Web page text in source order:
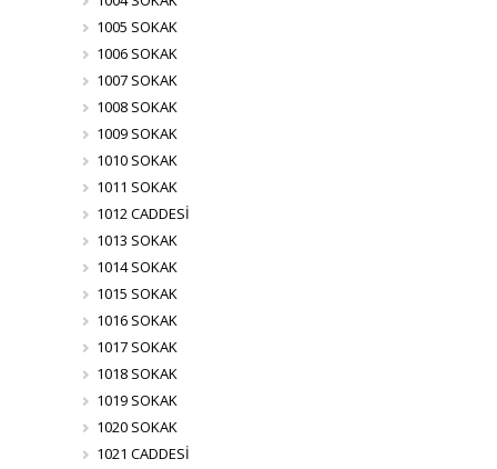
1005 SOKAK
1006 SOKAK
1007 SOKAK
1008 SOKAK
1009 SOKAK
1010 SOKAK
1011 SOKAK
1012 CADDESİ
1013 SOKAK
1014 SOKAK
1015 SOKAK
1016 SOKAK
1017 SOKAK
1018 SOKAK
1019 SOKAK
1020 SOKAK
1021 CADDESİ